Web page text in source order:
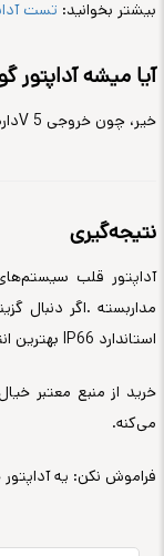
بیشتر بخوانید: تست
آیا میشه آداپتور
خیر، چون خروجی 5 V
نتیجه‌گیری
آداپتور قلب
مداربسته.اگر دنبال
استاندارد IP66 بهترین
خرید از منبع معتبر
می‌کنه.
فراموش نکن: یه